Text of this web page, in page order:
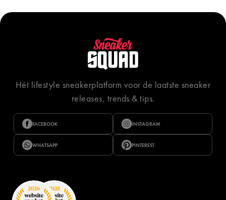
Hét lifestyle sneakerplatform voor de laatste sneaker
releases, trends & tips.
FACEBOOK INSTAGRAM
WHATSAPP PINTEREST